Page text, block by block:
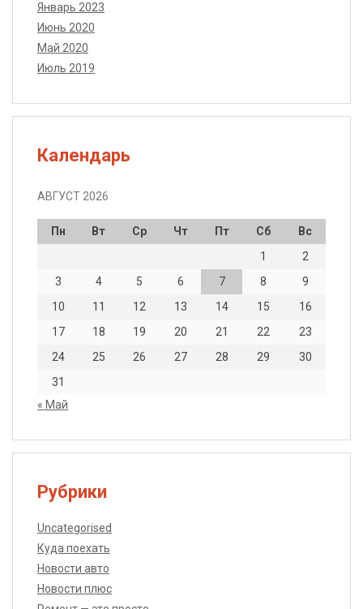
Январь 2023
Июнь 2020
Май 2020
Июль 2019
Календарь
АВГУСТ 2026
Пн Вт Ср Чт Пт Сб
Вс
1
2
3
4 5 6 7 8
9
10
11 12 13 14 15
16
17
18 19 20 21 22
23
24
25 26 27 28 29
30
31
« Май
Рубрики
Uncategorised
Куда поехать
Новости авто
Новости плюс